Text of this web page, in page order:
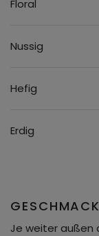
Floral
Nussig
Hefig
Erdig
Je weiter außen